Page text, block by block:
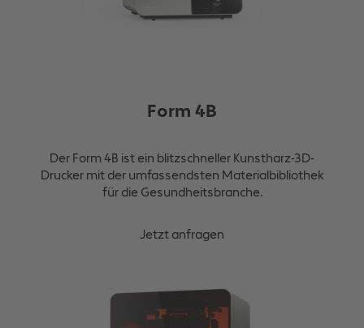
Form 4B
Der Form 4B ist ein blitzschneller Kunstharz-3D-
Drucker mit der umfassendsten Materialbibliothek
für die Gesundheitsbranche.
Jetzt anfragen